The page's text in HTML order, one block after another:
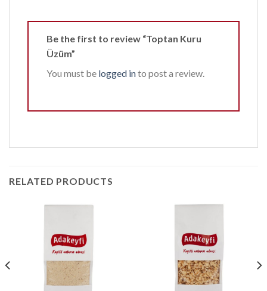
Be the first to review “Toptan Kuru
Üzüm”
You must be logged into post a review.
RELATED PRODUCTS